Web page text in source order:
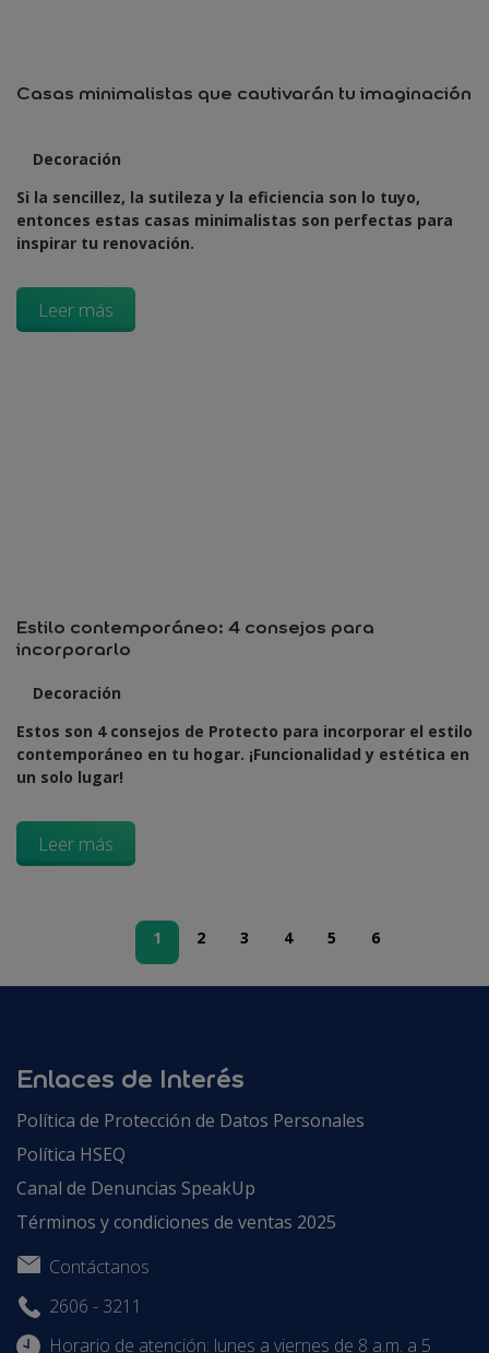
Casas minimalistas que cautivarán tu imaginación
Decoración
Si la sencillez, la sutileza y la eficiencia son lo tuyo,
entonces estas casas minimalistas son perfectas para
inspirar tu renovación.
Leer más
Estilo contemporáneo: 4 consejos para
incorporarlo
Decoración
Estos son 4 consejos de Protecto para incorporar el estilo
contemporáneo en tu hogar. ¡Funcionalidad y estética en
un solo lugar!
Leer más
1 2 3 4 5 6
Enlaces de Interés
Política de Protección de Datos Personales
Política HSEQ
Canal de Denuncias SpeakUp
Términos y condiciones de ventas 2025
Contáctanos
2606 - 3211
Horario de atención: lunes a viernes de 8 a.m. a 5